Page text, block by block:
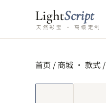
LightScript
天然彩宝 · 高级定制
首页 / 商城 · 款式 /
短视频